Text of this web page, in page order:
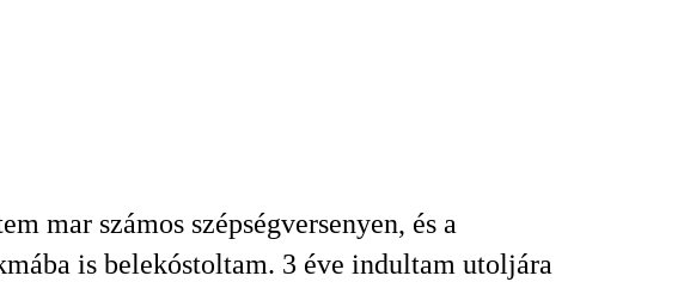
mar számos szépségversenyen, és a
is belekóstoltam. 3 éve indultam utoljára